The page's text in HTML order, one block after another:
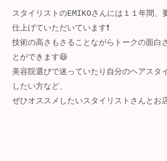
スタイリストのEMIKOさんには１１年間、
仕上げていただいています❗️
技術の高さもさることながらトークの面白
とができます😆
美容院選びで迷っていたり自分のヘアスタ
したい方など、